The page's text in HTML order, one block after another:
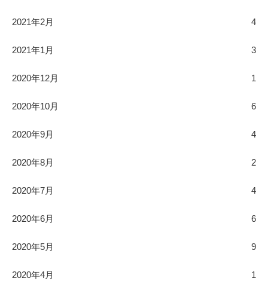
2021年2月 4
2021年1月 3
2020年12月 1
2020年10月 6
2020年9月 4
2020年8月 2
2020年7月 4
2020年6月 6
2020年5月 9
2020年4月 1